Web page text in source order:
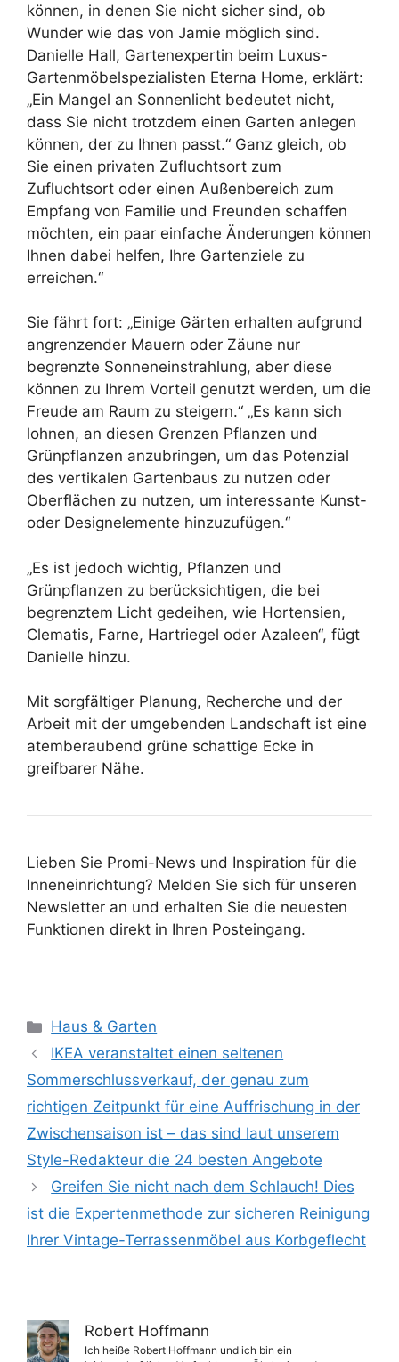
können, in denen Sie nicht sicher sind, ob
Wunder wie das von Jamie möglich sind.
Danielle Hall, Gartenexpertin beim Luxus-
Gartenmöbelspezialisten Eterna Home, erklärt:
„Ein Mangel an Sonnenlicht bedeutet nicht,
dass Sie nicht trotzdem einen Garten anlegen
können, der zu Ihnen passt.“ Ganz gleich, ob
Sie einen privaten Zufluchtsort zum
Zufluchtsort oder einen Außenbereich zum
Empfang von Familie und Freunden schaffen
möchten, ein paar einfache Änderungen können
Ihnen dabei helfen, Ihre Gartenziele zu
erreichen.“
Sie fährt fort: „Einige Gärten erhalten aufgrund
angrenzender Mauern oder Zäune nur
begrenzte Sonneneinstrahlung, aber diese
können zu Ihrem Vorteil genutzt werden, um die
Freude am Raum zu steigern.“ „Es kann sich
lohnen, an diesen Grenzen Pflanzen und
Grünpflanzen anzubringen, um das Potenzial
des vertikalen Gartenbaus zu nutzen oder
Oberflächen zu nutzen, um interessante Kunst-
oder Designelemente hinzuzufügen.“
„Es ist jedoch wichtig, Pflanzen und
Grünpflanzen zu berücksichtigen, die bei
begrenztem Licht gedeihen, wie Hortensien,
Clematis, Farne, Hartriegel oder Azaleen“, fügt
Danielle hinzu.
Mit sorgfältiger Planung, Recherche und der
Arbeit mit der umgebenden Landschaft ist eine
atemberaubend grüne schattige Ecke in
greifbarer Nähe.
Lieben Sie Promi-News und Inspiration für die
Inneneinrichtung? Melden Sie sich für unseren
Newsletter an und erhalten Sie die neuesten
Funktionen direkt in Ihren Posteingang.
Kategorien
Haus & Garten
IKEA veranstaltet einen seltenen
Sommerschlussverkauf, der genau zum
richtigen Zeitpunkt für eine Auffrischung in der
Zwischensaison ist – das sind laut unserem
Style-Redakteur die 24 besten Angebote
Greifen Sie nicht nach dem Schlauch! Dies
ist die Expertenmethode zur sicheren Reinigung
Ihrer Vintage-Terrassenmöbel aus Korbgeflecht
Robert Hoffmann
Ich heiße Robert Hoffmann und ich bin ein